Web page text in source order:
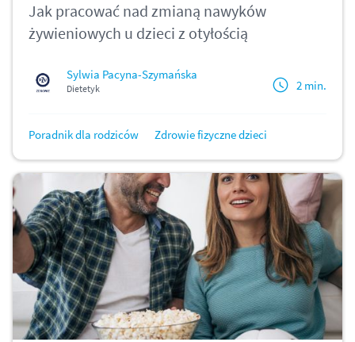
Jak pracować nad zmianą nawyków
żywieniowych u dzieci z otyłością
Sylwia Pacyna-Szymańska
Dietetyk 2 min.
Poradnik dla rodziców Zdrowie fizyczne dzieci